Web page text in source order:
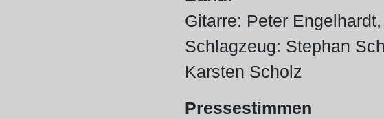
Gitarre: Peter
Schlagzeug: Stephan
Karsten Scholz
Pressestimmen